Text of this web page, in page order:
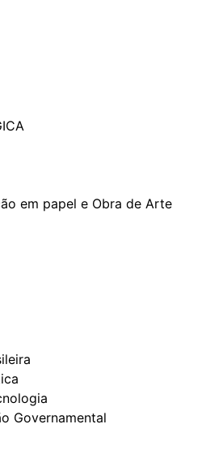
em papel e Obra de Arte
Governamental